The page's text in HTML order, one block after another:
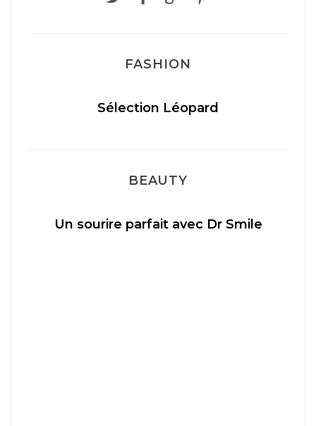
FASHION
Sélection Léopard
BEAUTY
Un sourire parfait avec Dr Smile